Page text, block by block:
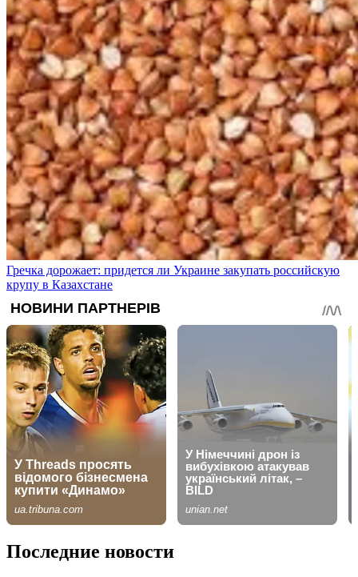
Гречка дорожает: придется ли Украине закупать российскую
крупу в Казахстане
Последние новости